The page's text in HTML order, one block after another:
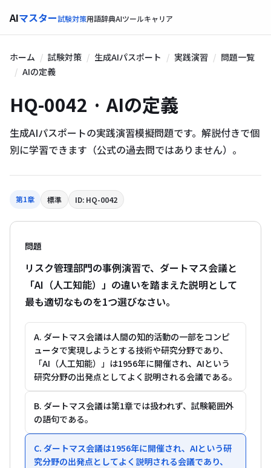
AIマスター試験対策用語辞典AIツールキャリア
ホーム 試験対策 生成AIパスポート 実践演習
問題一覧
AIの定義
HQ-0042 · AIの定義
生成AIパスポートの実践演習模擬問題です。解説付きで個
別に学習できます（公式の過去問ではありません）。
第1章 標準 ID: HQ-0042
問題
リスク管理部門の事例演習で、ダートマス会議と
「AI（人工知能）」の違いを踏まえた説明として
最も適切なものを1つ選びなさい。
A. ダートマス会議は人間の知的活動の一部をコンピ
ュータで実現しようとする技術や研究分野であり、
「AI（人工知能）」は1956年に開催され、AIという
研究分野の出発点としてよく説明される会議である。
B. ダートマス会議は第1章では扱われず、試験範囲外
の語句である。
C. ダートマス会議は1956年に開催され、AIという研
究分野の出発点としてよく説明される会議であり、